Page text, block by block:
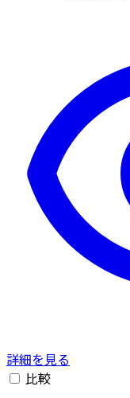
詳細を見る
比較